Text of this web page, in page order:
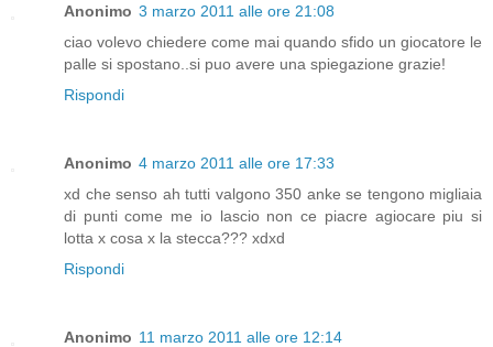
Anonimo 3 marzo 2011 alle ore 21:08
ciao volevo chiedere come mai quando sfido un giocatore le
palle si spostano..si puo avere una spiegazione grazie!
Rispondi
Anonimo 4 marzo 2011 alle ore 17:33
xd che senso ah tutti valgono 350 anke se tengono migliaia
di punti come me io lascio non ce piacre agiocare piu si
lotta x cosa x la stecca??? xdxd
Rispondi
Anonimo 11 marzo 2011 alle ore 12:14